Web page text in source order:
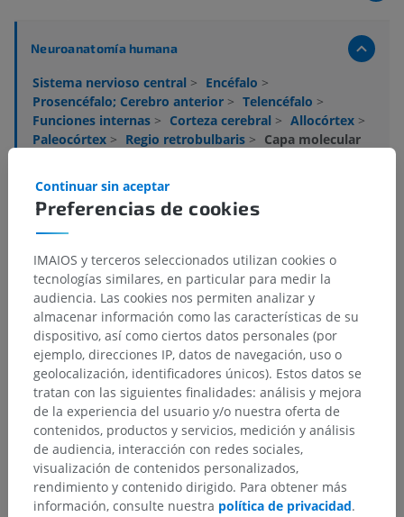
Neuroanatomía humana
Sistema nervioso central > Encéfalo >
Prosencéfalo; Cerebro anterior > Telencéfalo >
Funciones internas > Corteza cerebral > Allocórtex >
Paleocórtex > Regio retrobulbaris > Capa molecular
Estructuras subyacentes:
subyacentes correspondientes para esta parte
anatómica
Traducciones
¿Ha detectado un error?
No dude en sugerir una corrección, traducción o
mejora de contenido.
Reportar un error
Preferencias de cookies
Continuar sin aceptar
IMAIOS y terceros seleccionados utilizan cookies o
tecnologías similares, en particular para medir la
audiencia. Las cookies nos permiten analizar y
almacenar información como las características de su
dispositivo, así como ciertos datos personales (por
ejemplo, direcciones IP, datos de navegación, uso o
geolocalización, identificadores únicos). Estos datos se
tratan con las siguientes finalidades: análisis y mejora
de la experiencia del usuario y/o nuestra oferta de
contenidos, productos y servicios, medición y análisis
de audiencia, interacción con redes sociales,
visualización de contenidos personalizados,
rendimiento y contenido dirigido. Para obtener más
información, consulte nuestra política de privacidad.